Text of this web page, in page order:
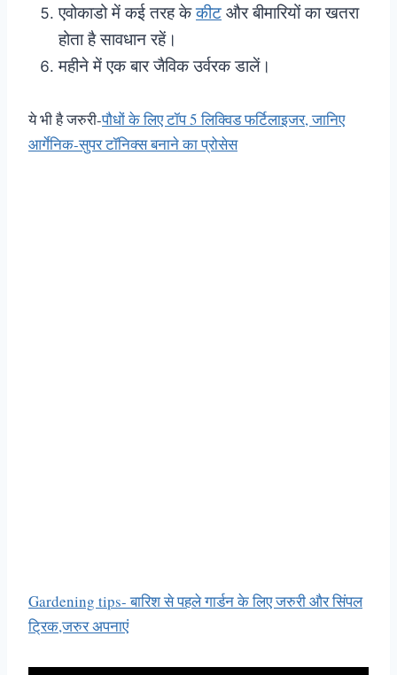
एवोकाडो में कई तरह केकीट और बीमारियों का खतरा
होता है सावधान रहें।
महीने में एक बार जैविक उर्वरक डालें।
ये भी है जरुरी-पौधों के लिए टॉप 5 लिक्विड फर्टिलाइजर, जानिए
आर्गेनिक-सुपर टॉनिक्स बनाने का प्रोसेस
Gardening tips- बारिश से पहले गार्डन के लिए जरुरी और सिंपल
ट्रिक,जरुर अपनाएं